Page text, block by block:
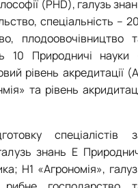
(PHD), галузь
спеціальність –
плодоовочівництво
10 Природничі науки
рівень акредитації
та рівень
спеціалістів
знань Е
Н1 «Агрономія»,